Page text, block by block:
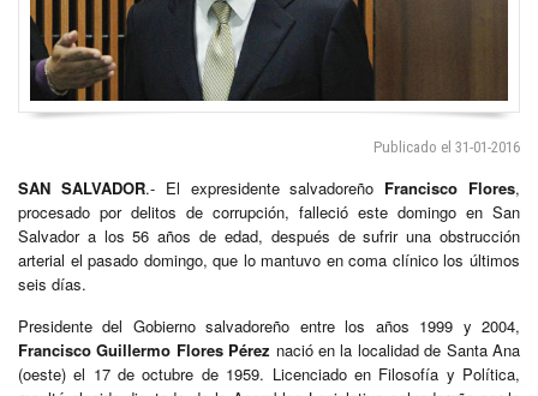
Publicado el 31-01-2016
SAN SALVADOR.- El expresidente salvadoreño Francisco Flores,
procesado por delitos de corrupción, falleció este domingo en San
Salvador a los 56 años de edad, después de sufrir una obstrucción
arterial el pasado domingo, que lo mantuvo en coma clínico los últimos
seis días.
Presidente del Gobierno salvadoreño entre los años 1999 y 2004,
Francisco Guillermo Flores Pérez nació en la localidad de Santa Ana
(oeste) el 17 de octubre de 1959. Licenciado en Filosofía y Política,